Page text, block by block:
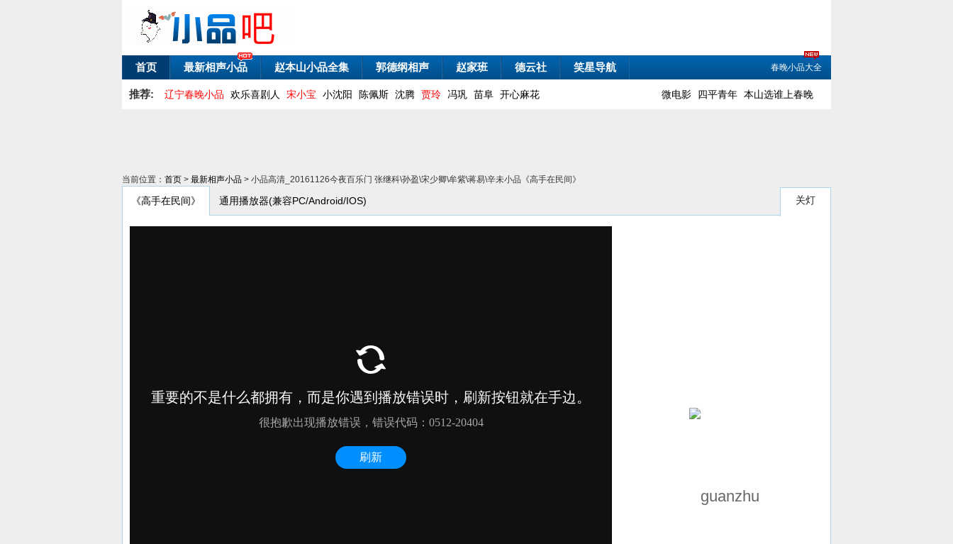
首页 最新相声小品 赵本山小品全集 郭德纲相声 赵家班 德云社 笑星导航 春晚小品大全
推荐: 辽宁春晚小品 欢乐喜剧人 宋小宝 小沈阳 陈佩斯 沈腾 贾玲 冯巩 苗阜 开心麻花 微电影 四平青年 本山选谁上春晚
当前位置： 首页 > 最新相声小品 > 小品高清_20161126今夜百乐门 张继科\孙盈\宋少卿\牟紫\蒋易\辛未小品《高手在民间》
《高手在民间》 通用播放器(兼容PC/Android/IOS) 关灯